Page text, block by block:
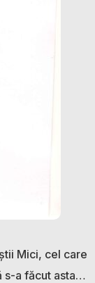
Mici, cel care
s-a făcut asta…